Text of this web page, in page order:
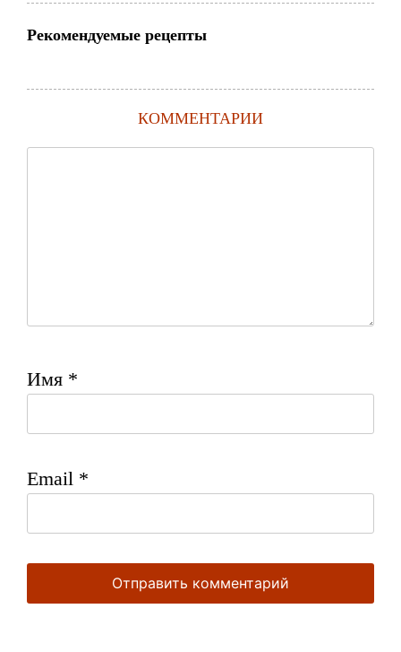
Рекомендуемые рецепты
КОММЕНТАРИИ
Имя *
Email *